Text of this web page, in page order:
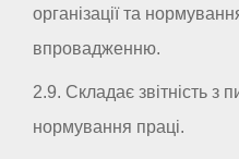
організації та
впровадженню.
2.9. Складає звітність з
нормування праці.